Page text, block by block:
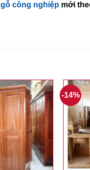
công nghiệp mới
-14%